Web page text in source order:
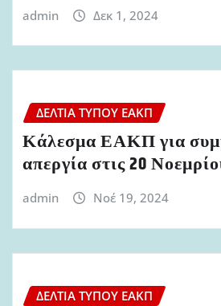
admin Δεκ 1, 2024
ΔΕΛΤΊΑ ΤΎΠΟΥ ΕΑΚΠ
Κάλεσμα ΕΑΚΠ για
απεργία στις 20
admin Νοέ 19, 2024
ΔΕΛΤΊΑ ΤΎΠΟΥ ΕΑΚΠ